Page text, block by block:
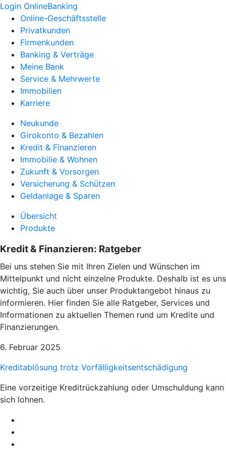
Login OnlineBanking
Online-Geschäftsstelle
Privatkunden
Firmenkunden
Banking & Verträge
Meine Bank
Service & Mehrwerte
Immobilien
Karriere
Neukunde
Girokonto & Bezahlen
Kredit & Finanzieren
Immobilie & Wohnen
Zukunft & Vorsorgen
Versicherung & Schützen
Geldanlage & Sparen
Übersicht
Produkte
Kredit & Finanzieren: Ratgeber
Bei uns stehen Sie mit Ihren Zielen und Wünschen im
Mittelpunkt und nicht einzelne Produkte. Deshalb ist es uns
wichtig, Sie auch über unser Produktangebot hinaus zu
informieren. Hier finden Sie alle Ratgeber, Services und
Informationen zu aktuellen Themen rund um Kredite und
Finanzierungen.
6. Februar 2025
Kreditablösung trotz Vorfälligkeitsentschädigung
Eine vorzeitige Kreditrückzahlung oder Umschuldung kann
sich lohnen.